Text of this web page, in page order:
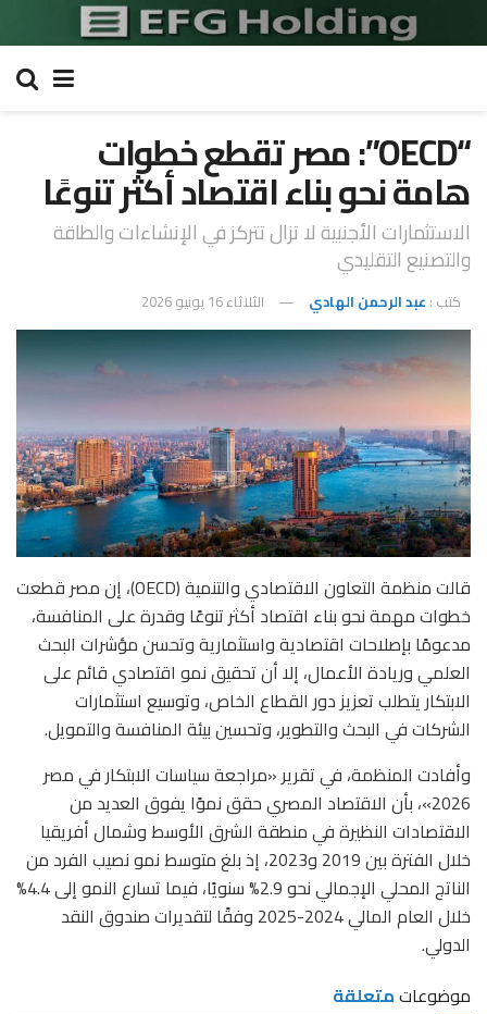
“OECD”: مصر تقطع خطوات
هامة نحو بناء اقتصاد أكثر تنوعًا
الاستثمارات الأجنبية لا تزال تتركز في الإنشاءات والطاقة
والتصنيع التقليدي
كتب : عبد الرحمن الهادي الثلاثاء 16 يونيو 2026
قالت منظمة التعاون الاقتصادي والتنمية (OECD)، إن مصر قطعت
خطوات مهمة نحو بناء اقتصاد أكثر تنوعًا وقدرة على المنافسة،
مدعومًا بإصلاحات اقتصادية واستثمارية وتحسن مؤشرات البحث
العلمي وريادة الأعمال، إلا أن تحقيق نمو اقتصادي قائم على
الابتكار يتطلب تعزيز دور القطاع الخاص، وتوسيع استثمارات
الشركات في البحث والتطوير، وتحسين بيئة المنافسة والتمويل.
وأفادت المنظمة، في تقرير «مراجعة سياسات الابتكار في مصر
2026»، بأن الاقتصاد المصري حقق نموًا يفوق العديد من
الاقتصادات النظيرة في منطقة الشرق الأوسط وشمال أفريقيا
خلال الفترة بين 2019 و2023، إذ بلغ متوسط نمو نصيب الفرد من
الناتج المحلي الإجمالي نحو 2.9% سنويًا، فيما تسارع النمو إلى 4.4%
خلال العام المالي 2024-2025 وفقًا لتقديرات صندوق النقد
الدولي.
موضوعاتمتعلقة